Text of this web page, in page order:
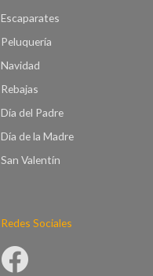
Escaparates
Peluquería
Navidad
Rebajas
Día del Padre
Día de la Madre
San Valentín
Redes Sociales